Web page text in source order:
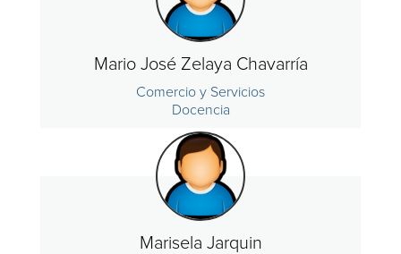
Mario José Zelaya Chavarría
Comercio y Servicios
Docencia
Marisela Jarquin